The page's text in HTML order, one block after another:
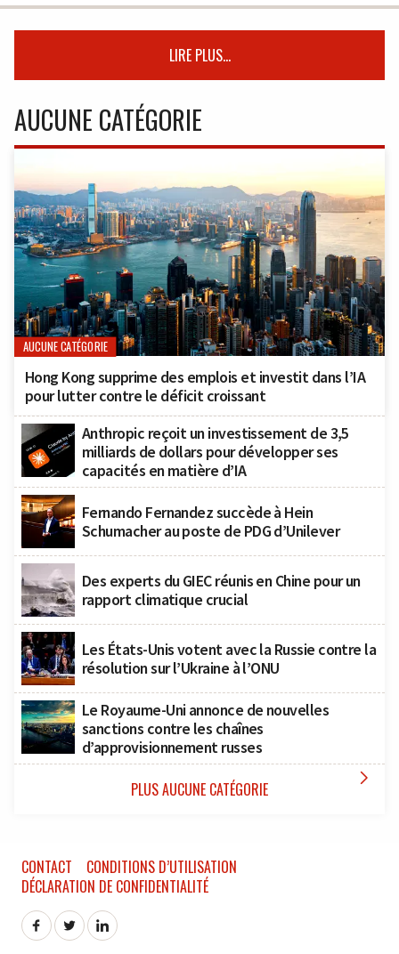
LIRE PLUS...
AUCUNE CATÉGORIE
AUCUNE CATÉGORIE
Hong Kong supprime des emplois et investit dans l’IA
pour lutter contre le déficit croissant
Anthropic reçoit un investissement de 3,5
milliards de dollars pour développer ses
capacités en matière d’IA
Fernando Fernandez succède à Hein
Schumacher au poste de PDG d’Unilever
Des experts du GIEC réunis en Chine pour un
rapport climatique crucial
Les États-Unis votent avec la Russie contre la
résolution sur l’Ukraine à l’ONU
Le Royaume-Uni annonce de nouvelles
sanctions contre les chaînes
d’approvisionnement russes
PLUS AUCUNE CATÉGORIE 
CONTACT
CONDITIONS D’UTILISATION
DÉCLARATION DE CONFIDENTIALITÉ